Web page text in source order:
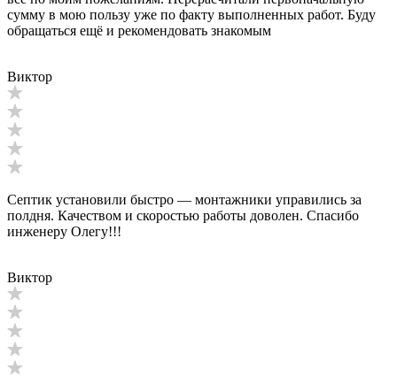
сумму в мою пользу уже по факту выполненных работ. Буду
обращаться ещё и рекомендовать знакомым
Виктор
Септик установили быстро — монтажники управились за
полдня. Качеством и скоростью работы доволен. Спасибо
инженеру Олегу!!!
Виктор